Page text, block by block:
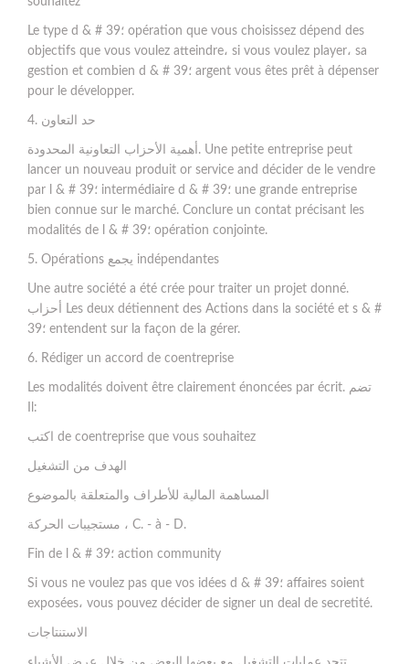
Le type d & # 39؛ opération que vous choisissez dépend des
objectifs que vous voulez atteindre، si vous voulez player، sa
gestion et combien d & # 39؛ argent vous êtes prêt à dépenser
pour le développer.
4. حد التعاون
أهمية الأحزاب التعاونية المحدودة. Une petite entreprise peut
lancer un nouveau produit or service and décider de le vendre
par l & # 39؛ intermédiaire d & # 39؛ une grande entreprise
bien connue sur le marché. Conclure un contat précisant les
modalités de l & # 39؛ opération conjointe.
5. Opérations يجمع indépendantes
Une autre société a été crée pour traiter un projet donné.
أحزاب Les deux détiennent des Actions dans la société et s & #
39؛ entendent sur la façon de la gérer.
6. Rédiger un accord de coentreprise
Les modalités doivent être clairement énoncées par écrit. تضم
Il:
اكتب de coentreprise que vous souhaitez
الهدف من التشغيل
المساهمة المالية للأطراف والمتعلقة بالموضوع
مستجيبات الحركة ، C. - à - D.
Fin de l & # 39؛ action community
Si vous ne voulez pas que vos idées d & # 39؛ affaires soient
exposées، vous pouvez décider de signer un deal de secretité.
الاستنتاجات